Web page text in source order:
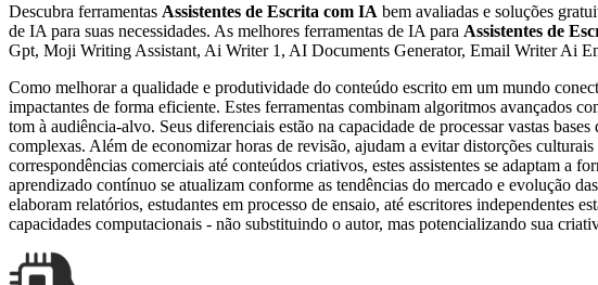
Descubra ferramentas Assistentes de Escrita com IA bem avaliadas e soluções
de IA para suas necessidades. As melhores ferramentas de IA para Assistentes de
Gpt, Moji Writing Assistant, Ai Writer 1, AI Documents Generator, Email Writer Ai
Como melhorar a qualidade e produtividade do conteúdo escrito em um mundo
impactantes de forma eficiente. Estes ferramentas combinam algoritmos avançados
tom à audiência-alvo. Seus diferenciais estão na capacidade de processar vastas
complexas. Além de economizar horas de revisão, ajudam a evitar distorções
correspondências comerciais até conteúdos criativos, estes assistentes se adaptam
aprendizado contínuo se atualizam conforme as tendências do mercado e evolução
elaboram relatórios, estudantes em processo de ensaio, até escritores independentes
capacidades computacionais - não substituindo o autor, mas potencializando sua